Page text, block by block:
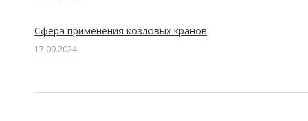
Сфера применения козловых кранов
17.09.2024